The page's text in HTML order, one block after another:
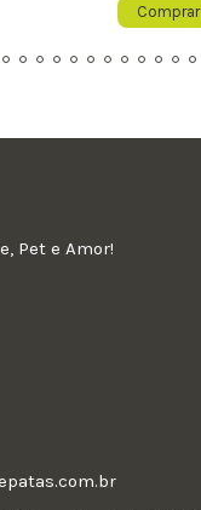
Comprar
Pet e Amor!